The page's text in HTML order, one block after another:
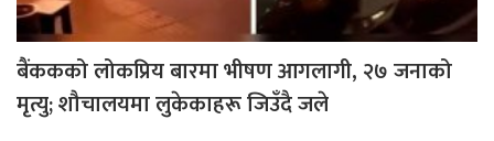
बैंककको लोकप्रिय बारमा भीषण आगलागी, २७ जनाको
मृत्यु; शौचालयमा लुकेकाहरू जिउँदै जले